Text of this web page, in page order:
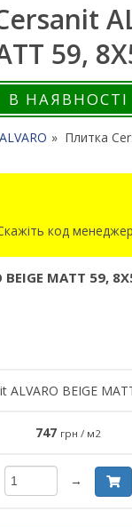
59,
В НАЯВНОСТІ
ALVARO Плитка
код
BEIGE MATT 59,
ALVARO BEIGE
747 грн / м2
→